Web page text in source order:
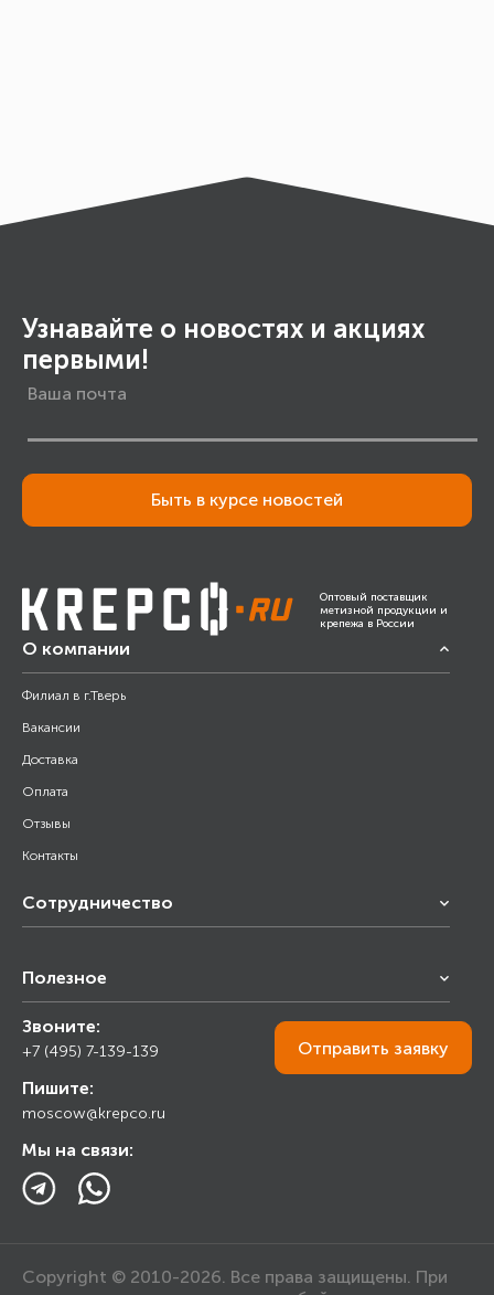
Узнавайте о новостях и акциях
первыми!
Быть в курсе новостей
Оптовый поставщик
метизной продукции и
крепежа в России
О компании
Филиал в г.Тверь
Вакансии
Доставка
Оплата
Отзывы
Контакты
Сотрудничество
Снабжение строительства
Торговым организациям
Полезное
Калькулятор
Прайс лист
Ответы на вопросы
Блог
Звоните:
+7 (495) 7-139-139
Пишите:
moscow@krepco.ru
Мы на связи:
Отправить заявку
Copyright © 2010-2026. Все права защищены. При